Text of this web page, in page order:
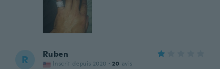
R Ruben
Inscrit depuis 2020 · 20 avis